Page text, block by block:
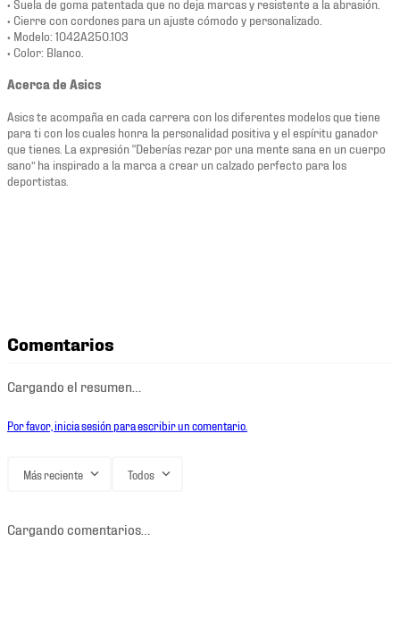
• Suela de goma patentada que no deja marcas y resistente a la abrasión.
• Cierre con cordones para un ajuste cómodo y personalizado.
• Modelo: 1042A250.103
• Color: Blanco.
Acerca de Asics
Asics te acompaña en cada carrera con los diferentes modelos que tiene
para ti con los cuales honra la personalidad positiva y el espíritu ganador
que tienes. La expresión “Deberías rezar por una mente sana en un cuerpo
sano” ha inspirado a la marca a crear un calzado perfecto para los
deportistas.
Comentarios
Cargando el resumen…
Por favor, inicia sesión para escribir un comentario.
Más reciente Todos
Cargando comentarios…